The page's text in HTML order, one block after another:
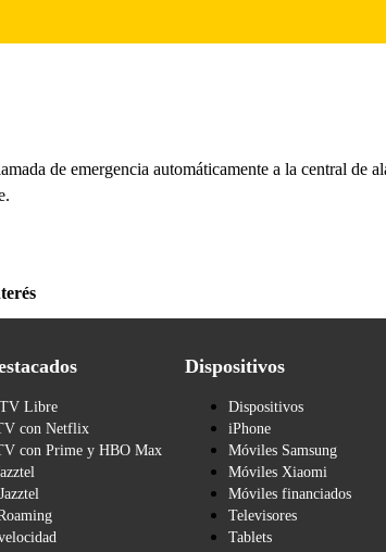
de emergencia automáticamente a la central de
Libre
con Netflix
con Prime y HBO Max
Dispositivos
Dispositivos
iPhone
Móviles Samsung
Móviles Xiaomi
Móviles financiados
Televisores
Tablets